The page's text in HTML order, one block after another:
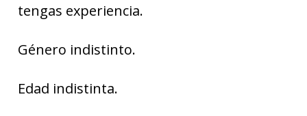
tengas experiencia.
Género indistinto.
Edad indistinta.